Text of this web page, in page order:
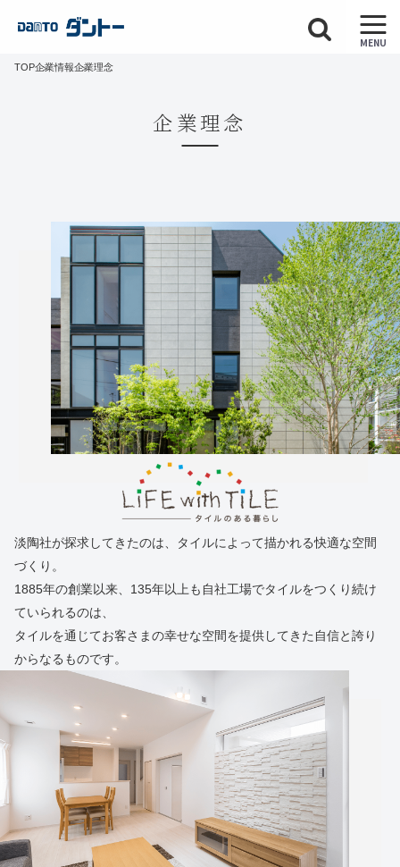
MENU
TOP企業情報企業理念
企業理念
淡陶社が探求してきたのは、タイルによって描かれる快適な空間
づくり。
1885年の創業以来、135年以上も自社工場でタイルをつくり続け
ていられるのは、
タイルを通じてお客さまの幸せな空間を提供してきた自信と誇り
からなるものです。